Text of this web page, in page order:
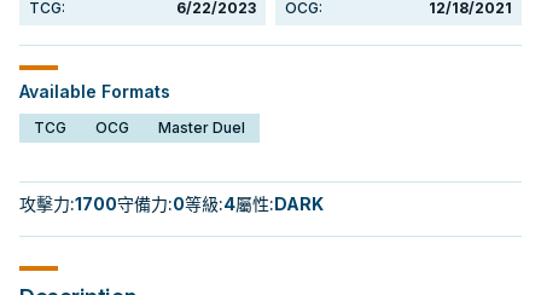
TCG: 6/22/2023 OCG: 12/18/2021
Available Formats
TCG OCG Master Duel
攻擊力:1700守備力:0等級:4屬性:DARK